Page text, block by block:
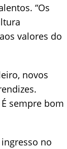
“Os
valores do
novos
sempre bom
no